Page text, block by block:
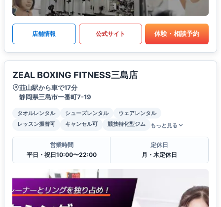
店舗情報 公式サイト 体験・相談予約
ZEAL BOXING FITNESS三島店
韮山駅から車で17分
静岡県三島市一番町7-19
タオルレンタル シューズレンタル
ウェアレンタル
レッスン振替可
キャンセル可 競技特化型ジム もっと見る
営業時間
平日・祝日10:00〜22:00
定休日
月・木定休日